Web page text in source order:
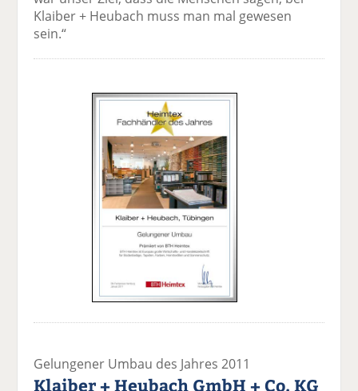
Klaiber + Heubach muss man mal gewesen
sein.“
Gelungener Umbau des Jahres 2011
Klaiber + Heubach GmbH + Co. KG